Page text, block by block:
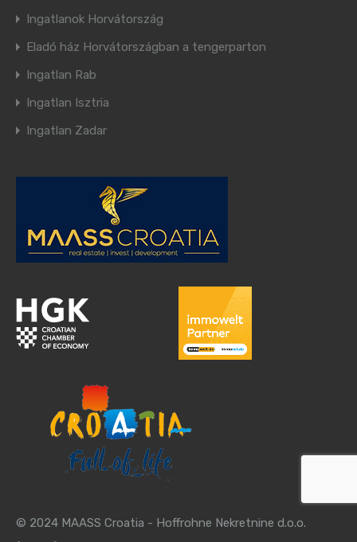
Ingatlanok Horvátország
Eladó ház Horvátországban a tengerparton
Ingatlan Rab
Ingatlan Isztria
Ingatlan Zadar
© 2024 MAASS Croatia - Hoffrohne Nekretnine d.o.o.